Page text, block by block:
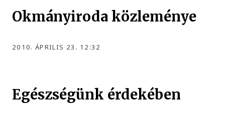
Okmányiroda közleménye
2010. ÁPRILIS 23. 12:32
Egészségünk érdekében